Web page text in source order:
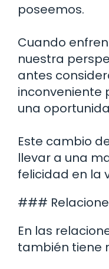
poseemos.
Cuando
nuestra
antes
inconveniente
una
Este cambio
llevar a una
felicidad en la
###
En las
también tiene